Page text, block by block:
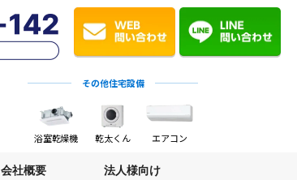
その他住宅設備
浴室乾燥機 乾太くん エアコン
会社概要 法人様向け